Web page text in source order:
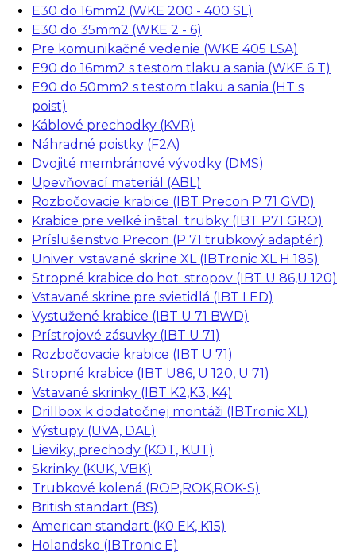
E30 do 16mm2 (WKE 200 - 400 SL)
E30 do 35mm2 (WKE 2 - 6)
Pre komunikačné vedenie (WKE 405 LSA)
E90 do 16mm2 s testom tlaku a sania (WKE 6 T)
E90 do 50mm2 s testom tlaku a sania (HT s
poist)
Káblové prechodky (KVR)
Náhradné poistky (F2A)
Dvojité membránové vývodky (DMS)
Upevňovací materiál (ABL)
Rozbočovacie krabice (IBT Precon P 71 GVD)
Krabice pre veľké inštal. trubky (IBT P71 GRO)
Príslušenstvo Precon (P 71 trubkový adaptér)
Univer. vstavané skrine XL (IBTronic XL H 185)
Stropné krabice do hot. stropov (IBT U 86,U 120)
Vstavané skrine pre svietidlá (IBT LED)
Vystužené krabice (IBT U 71 BWD)
Prístrojové zásuvky (IBT U 71)
Rozbočovacie krabice (IBT U 71)
Stropné krabice (IBT U86, U 120, U 71)
Vstavané skrinky (IBT K2,K3, K4)
Drillbox k dodatočnej montáži (IBTronic XL)
Výstupy (UVA, DAL)
Lieviky, prechody (KOT, KUT)
Skrinky (KUK, VBK)
Trubkové kolená (ROP,ROK,ROK-S)
British standart (BS)
American standart (K0 EK, K15)
Holandsko (IBTronic E)